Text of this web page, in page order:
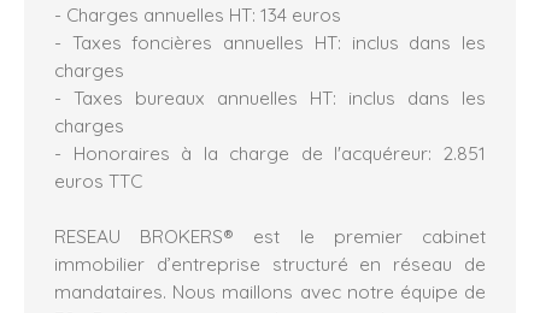
- Charges annuelles HT: 134 euros
- Taxes foncières annuelles HT: inclus dans les
charges
- Taxes bureaux annuelles HT: inclus dans les
charges
- Honoraires à la charge de l'acquéreur: 2.851
euros TTC
RESEAU BROKERS® est le premier cabinet
immobilier d’entreprise structuré en réseau de
mandataires. Nous maillons avec notre équipe de